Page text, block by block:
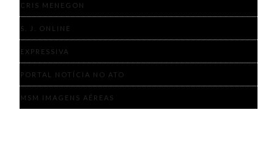
CRIS MENEGON
S. J. ONLINE
EXPRESSIVA
PORTAL NOTÍCIA NO ATO
MSM IMAGENS AÉREAS